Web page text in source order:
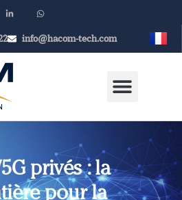
info@hacom-tech.com
privés : la
pour la